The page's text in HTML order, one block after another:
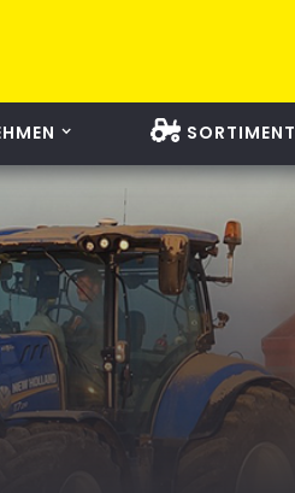
SORTIMENT